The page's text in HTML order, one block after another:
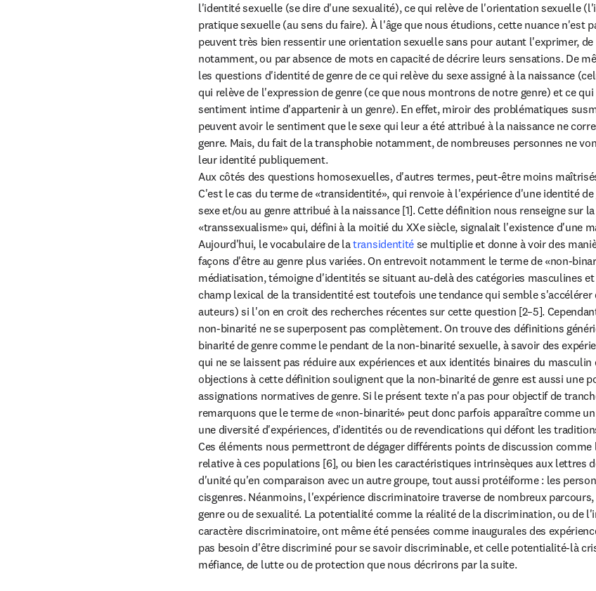
l'identité sexuelle (se dire d'une sexualité), ce qui relève de l'orientation sexuelle
pratique sexuelle (au sens du faire). À l'âge que nous étudions, cette nuance n'est
peuvent très bien ressentir une orientation sexuelle sans pour autant l'exprimer,
notamment, ou par absence de mots en capacité de décrire leurs sensations. De
les questions d'identité de genre de ce qui relève du sexe assigné à la naissance
qui relève de l'expression de genre (ce que nous montrons de notre genre) et ce
sentiment intime d'appartenir à un genre). En effet, miroir des problématiques
peuvent avoir le sentiment que le sexe qui leur a été attribué à la naissance ne
genre. Mais, du fait de la transphobie notamment, de nombreuses personnes ne
leur identité publiquement.
Aux côtés des questions homosexuelles, d'autres termes, peut-être moins
C'est le cas du terme de «transidentité», qui renvoie à l'expérience d'une identité
sexe et/ou au genre attribué à la naissance [1]. Cette définition nous renseigne sur
«transsexualisme» qui, défini à la moitié du XXe siècle, signalait l'existence d'une
Aujourd'hui, le vocabulaire de la transidentité se multiplie et donne à voir des
façons d'être au genre plus variées. On entrevoit notamment le terme de «non-
médiatisation, témoigne d'identités se situant au-delà des catégories masculines
champ lexical de la transidentité est toutefois une tendance qui semble
auteurs) si l'on en croit des recherches récentes sur cette question [2–5].
non-binarité ne se superposent pas complètement. On trouve des définitions
binarité de genre comme le pendant de la non-binarité sexuelle, à savoir des
qui ne se laissent pas réduire aux expériences et aux identités binaires du
objections à cette définition soulignent que la non-binarité de genre est aussi une
assignations normatives de genre. Si le présent texte n'a pas pour objectif de
remarquons que le terme de «non-binarité» peut donc parfois apparaître comme
une diversité d'expériences, d'identités ou de revendications qui défont les
Ces éléments nous permettront de dégager différents points de discussion
relative à ces populations [6], ou bien les caractéristiques intrinsèques aux lettres
d'unité qu'en comparaison avec un autre groupe, tout aussi protéiforme : les
cisgenres. Néanmoins, l'expérience discriminatoire traverse de nombreux
genre ou de sexualité. La potentialité comme la réalité de la discrimination, ou de
caractère discriminatoire, ont même été pensées comme inaugurales des
pas besoin d'être discriminé pour se savoir discriminable, et celle potentialité-là
méfiance, de lutte ou de protection que nous décrirons par la suite.